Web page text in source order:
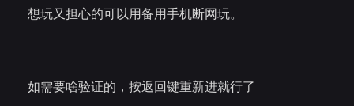
想玩又担心的可以用备用手机断网玩。
如需要啥验证的，按返回键重新进就行了